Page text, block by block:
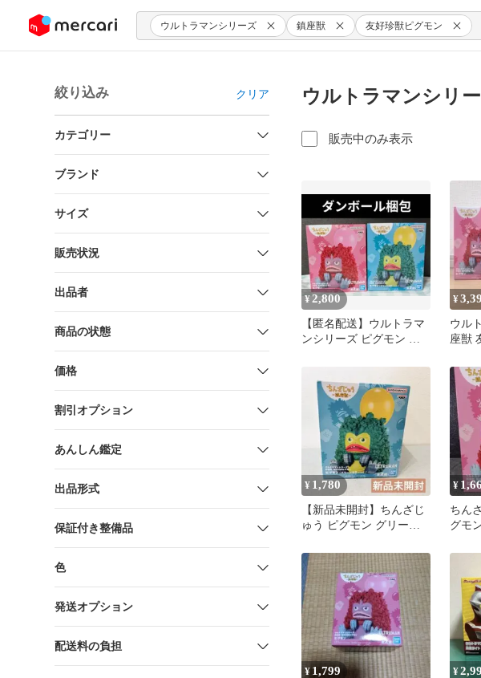
ツにスキップ ウルトラマンシリーズ 鎮座獣 友好珍獣ピグモン
絞り込み クリア
カテゴリー
ブランド
サイズ
販売状況
出品者
商品の状態
価格
割引オプション
あんしん鑑定
出品形式
保証付き整備品
色
発送オプション
配送料の負担
ウルトラマンシリ
販売中のみ表示
¥2,800
【匿名配送】ウルトラマ
ンシリーズ ピグモン 鎮
¥
ウル
座獣
¥ 1,780
【新品未開封】ちんざじ
ゅう ピグモン グリーン
鎮座獣
¥
ちん
グモ
¥ 1,799 ¥